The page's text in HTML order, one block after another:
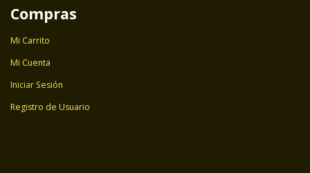
Compras
Mi Carrito
Mi Cuenta
Iniciar Sesión
Registro de Usuario